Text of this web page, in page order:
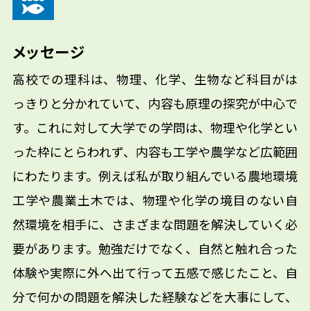
メッセージ
高校での理科は、物理、化学、生物など科目がは
っきりと分かれていて、内容も原理の探究が中心で
す。これに対して大学での学問は、物理や化学とい
った枠にとらわれず、内容も工学や農学など広範囲
にわたります。例えば私が取り組んでいる農地環境
工学や農業土木では、物理や化学の境目のない自
然環境を相手に、さまざまな問題を解決していく必
要があります。勉強だけでなく、自然と触れ合った
体験や実際に外へ出て行って五感で感じたこと、自
分で何かの問題を解決した経験などを大事にして、